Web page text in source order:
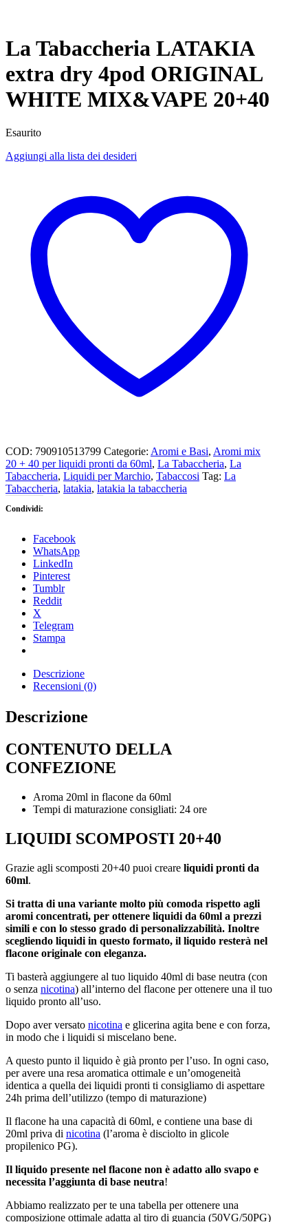
La Tabaccheria LATAKIA
extra dry 4pod ORIGINAL
WHITE MIX&VAPE 20+40
Esaurito
Aggiungi alla lista dei desideri
COD: 790910513799 Categorie: Aromi e Basi, Aromi mix
20 + 40 per liquidi pronti da 60ml, La Tabaccheria, La
Tabaccheria, Liquidi per Marchio, Tabaccosi Tag: La
Tabaccheria, latakia, latakia la tabaccheria
Condividi:
Facebook
WhatsApp
LinkedIn
Pinterest
Tumblr
Reddit
X
Telegram
Stampa
Descrizione
Recensioni (0)
Descrizione
CONTENUTO DELLA
CONFEZIONE
Aroma 20ml in flacone da 60ml
Tempi di maturazione consigliati: 24 ore
LIQUIDI SCOMPOSTI 20+40
Grazie agli scomposti 20+40 puoi creare liquidi pronti da
60ml.
Si tratta di una variante molto più comoda rispetto agli
aromi concentrati, per ottenere liquidi da 60ml a prezzi
simili e con lo stesso grado di personalizzabilità. Inoltre
scegliendo liquidi in questo formato, il liquido resterà nel
flacone originale con eleganza.
Ti basterà aggiungere al tuo liquido 40ml di base neutra (con
o senza nicotina) all’interno del flacone per ottenere una il tuo
liquido pronto all’uso.
Dopo aver versato nicotina e glicerina agita bene e con forza,
in modo che i liquidi si miscelano bene.
A questo punto il liquido è già pronto per l’uso. In ogni caso,
per avere una resa aromatica ottimale e un’omogeneità
identica a quella dei liquidi pronti ti consigliamo di aspettare
24h prima dell’utilizzo (tempo di maturazione)
Il flacone ha una capacità di 60ml, e contiene una base di
20ml priva di nicotina (l’aroma è disciolto in glicole
propilenico PG).
Il liquido presente nel flacone non è adatto allo svapo e
necessita l’aggiunta di base neutra!
Abbiamo realizzato per te una tabella per ottenere una
composizione ottimale adatta al tiro di guancia (50VG/50PG)